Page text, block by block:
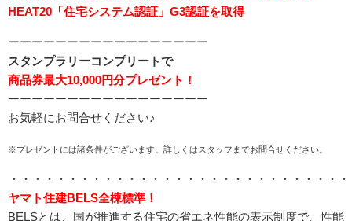
HEAT20「住宅システム認証」G3認証を取得
ーーーーーーーーーーーーーーーーー
スタンプラリーコンプリートで
商品券最大10,000円分プレゼント！
ーーーーーーーーーーーーーーーーー
お気軽にお問合せください♪
※プレゼントには諸条件がございます。詳しくはスタッフまでお問合せください。
・・・・・・・・・・・・・・・・・・・・・・・・・・・・・
ヤマト住建BELS全棟標準！
BELSとは、国が推進する住宅の省エネ性能の表示制度で、性能